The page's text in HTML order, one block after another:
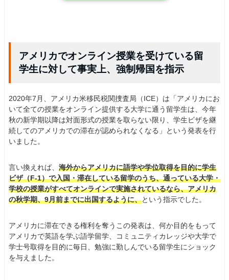
アメリカでオンライン授業を受けている留
学生に対して事実上、強制帰国を指示
2020年7月、アメリカ米移民税関捜査局（ICE）は「アメリカにお
いて全ての授業をオンライン提供する大学に通う留学生は、今年
秋の新学期以降は対面形式の授業を取らない限り、学生ビザを継
続してのアメリカでの滞在が認められなくなる」という発表を行
いました。
言い換えれば、 海外からアメリカに語学や学位取得を目的に学生
ビザ（F-1）で入国・滞在している留学のうち、通っている大学・
学校の授業がすべてオンラインで実施されているなら、アメリカ
の秋学期、9月前までに出国するように、という指示でした。
アメリカに滞在できる権利を奪うこの発表は、何か目的をもって
アメリカで英語を学ぶ語学留学、コミュニティカレッジや大学で
学士号取得を目的に毎日、勉強に勤しんでいる留学生にショック
を与えました。